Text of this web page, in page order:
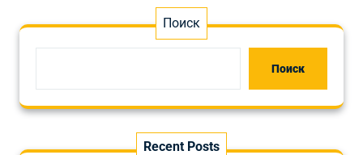
Поиск
Поиск
Recent Posts